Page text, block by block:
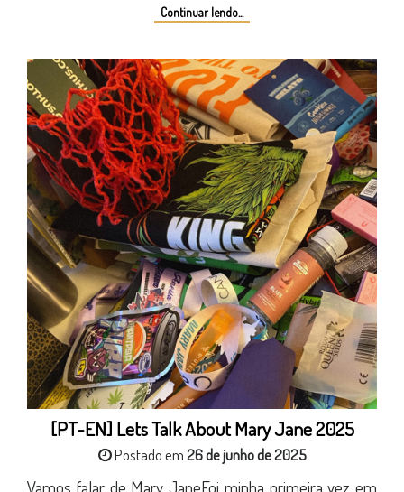
Continuar lendo...
[PT-EN] Lets Talk About Mary Jane 2025
Postado em26 de junho de 2025
Vamos falar de Mary JaneFoi minha primeira vez em